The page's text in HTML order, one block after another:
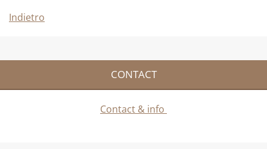
Indietro
CONTACT
Contact & info